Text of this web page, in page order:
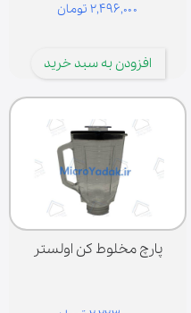
۲,۴۹۶,۰۰۰ تومان
افزودن به سبد خرید
پارچ مخلوط کن اولستر